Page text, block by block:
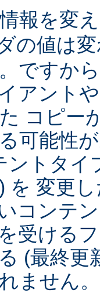
報を変
の値は
ですか
アント
コピー
可能性
ントタイ
を 変更
コンテ
受ける
(最終更
ません。